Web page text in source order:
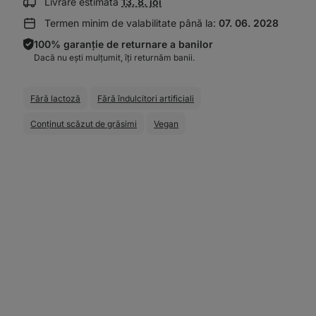
despre
Termen minim de valabilitate până la: 07. 06. 2028
100% garanție de returnare a banilor
Dacă nu ești mulțumit, îți returnăm banii.
Fără lactoză Fără îndulcitori artificiali
Conţinut scăzut de grăsimi Vegan